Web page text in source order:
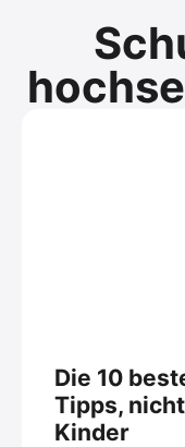
Die 10
Tipps,
Kinder